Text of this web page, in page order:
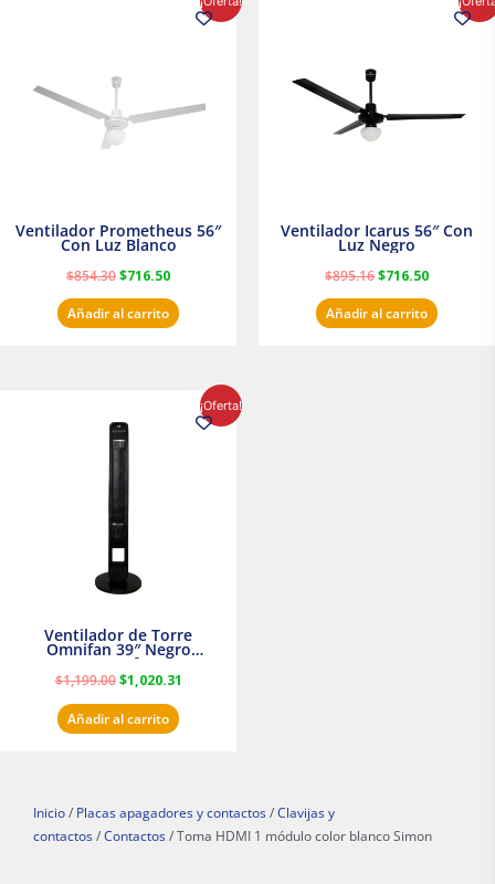
Ventilador Prometheus 56″
Con Luz Blanco
$854.30$716.50
precio
actual
Añadir al carrito
Ventilador Icarus 56″ Con
Luz Negro
$895.16$716.50
precio
actual
Añadir al carrito
¡Oferta!
Ventilador de Torre
Omnifan 39″ Negro
Masterfan
$1,199.00
original
era:
$1,020.31
precio
actual
Añadir al carrito
Inicio / Placas apagadores y contactos / Clavijas y
contactos / Contactos / Toma HDMI 1 módulo color blanco Simon